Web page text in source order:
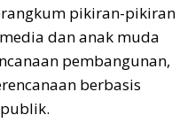
pikiran-pikiran
dan anak muda
pembangunan,
berbasis